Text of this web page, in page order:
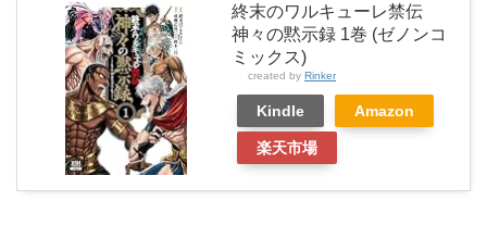
終末のワルキューレ禁伝
神々の黙示録 1巻 (ゼノンコ
ミックス)
created by Rinker
Kindle Amazon
楽天市場